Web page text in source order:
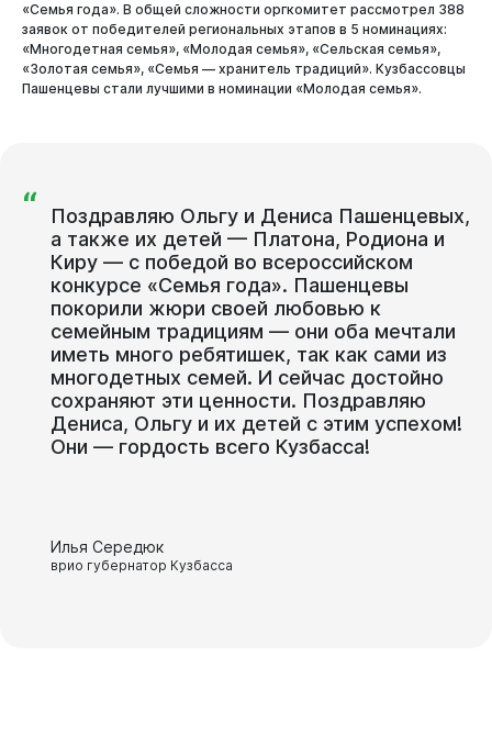
Виртуальнаяприемная
«Семья года». В общей сложности оргкомитет рассмотрел 388
заявок от победителей региональных этапов в 5 номинациях:
«Многодетная семья», «Молодая семья», «Сельская семья»,
«Золотая семья», «Семья — хранитель традиций». Кузбассовцы
Пашенцевы стали лучшими в номинации «Молодая семья».
“
Поздравляю Ольгу и Дениса Пашенцевых,
а также их детей — Платона, Родиона и
Киру — с победой во всероссийском
конкурсе «Семья года». Пашенцевы
покорили жюри своей любовью к
семейным традициям — они оба мечтали
иметь много ребятишек, так как сами из
многодетных семей. И сейчас достойно
сохраняют эти ценности. Поздравляю
Дениса, Ольгу и их детей с этим успехом!
Они — гордость всего Кузбасса!
Илья Середюк
врио губернатор Кузбасса